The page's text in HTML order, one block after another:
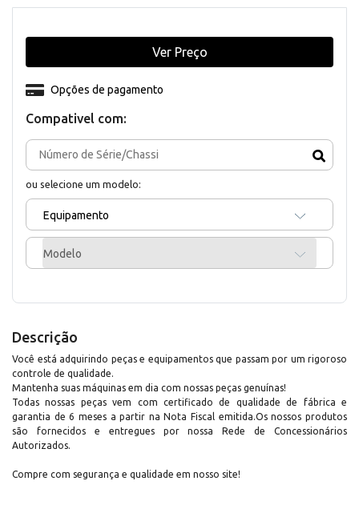
Compativel com:
ou selecione um modelo:
Equipamento
Modelo
Opções de pagamento
Ver Preço
Descrição
Você está adquirindo peças e equipamentos que passam por um rigoroso
controle de qualidade.
Mantenha suas máquinas em dia com nossas peças genuínas!
Todas nossas peças vem com certificado de qualidade de fábrica e
garantia de 6 meses a partir na Nota Fiscal emitida.Os nossos produtos
são fornecidos e entregues por nossa Rede de Concessionários
Autorizados.
Compre com segurança e qualidade em nosso site!